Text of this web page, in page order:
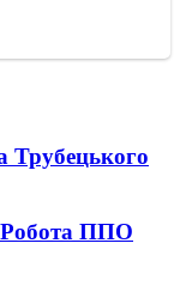
Трубецького
Робота ППО